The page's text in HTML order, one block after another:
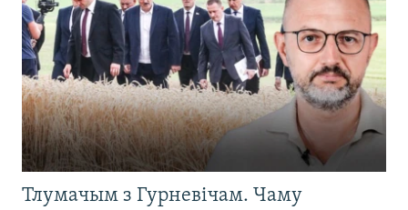
Тлумачым з Гурневічам. Чаму